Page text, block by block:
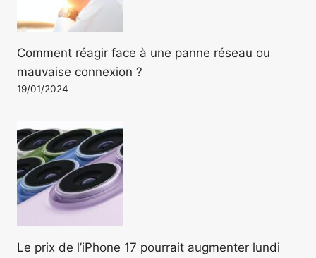
Comment réagir face à une panne réseau ou
mauvaise connexion ?
19/01/2024
Le prix de l’iPhone 17 pourrait augmenter lundi